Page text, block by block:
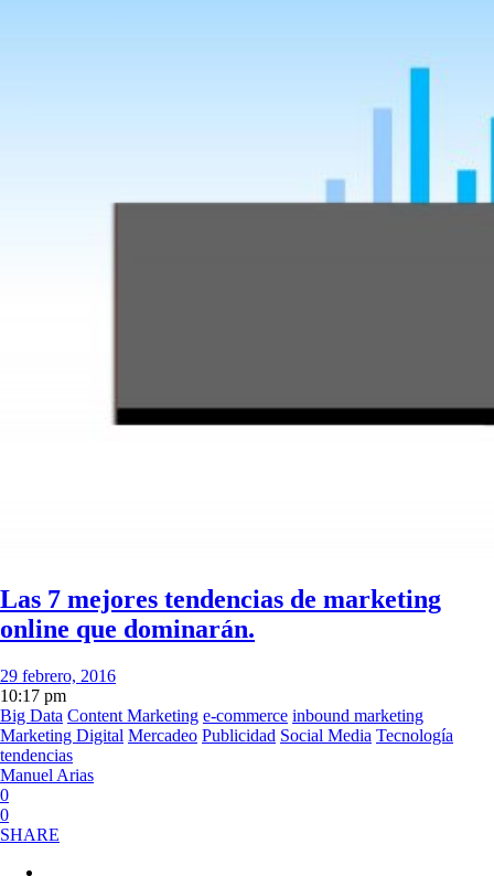
Las 7 mejores tendencias de marketing
online que dominarán.
29 febrero, 2016
10:17 pm
Big Data Content Marketing e-commerce inbound marketing
Marketing Digital Mercadeo Publicidad Social Media Tecnología
tendencias
Manuel Arias
0
0
SHARE